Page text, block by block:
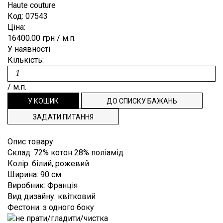
Плісе
Деворе
Денім
Джерсі
punto
Екошкіра
Жаккард
Каді
Клітина
Креп
Крепдешин
Креш
Купонні
тканини
Коттон
Льон
Мохер
Поліестер
Burberry
Blumarine
Cerruti
Dior
Dolce&Gabbana
Emilio
Pucci
Escada
Etro
Gucci
Hugo
Boss
Loro
Piana
Для
випускного
балу
Костюмні
Пальтові,
плащові
Платтяний
Підкладковий
Сорочкові
ВІДРІЗ
ЗНОВУ
В
ПРОДАЖУ
ЗАКЛЕПКИ
ПРЯЖКИ
РЕПСОВА
СТРІЧКА
ТАСЬМА,
ДОВЯЗИ
ЗАМОВЛЕННЯ
СПИСОК
БАЖАНЬ
ТЕХПІДТРИМКА
ІНФОРМАЦІЯ
НАША
ФІЛОСОФІЯ
ІНФОРМАЦІЯ
ДЛЯ
ПОКУПЦЯ
ДОСТАВКА
І ОПЛАТА
Haute couture
Код: 07543
Ціна:
16400.00 грн / м.п.
У наявності
Кількість:
/ м.п.
ЗАДАТИ ПИТАННЯ
Опис товару
Склад: 72% котон 28% поліамід
Колір: білий, рожевий
Ширина: 90 см
Виробник: Франція
Вид дизайну: квітковий
Фестони: з одного боку